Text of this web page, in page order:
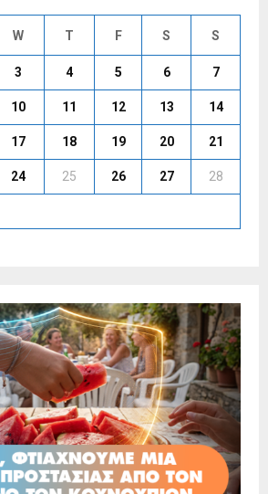
W T F S S
3 4 5 6 7
10 11 12 13 14
17 18 19 20 21
24 25 26 27 28